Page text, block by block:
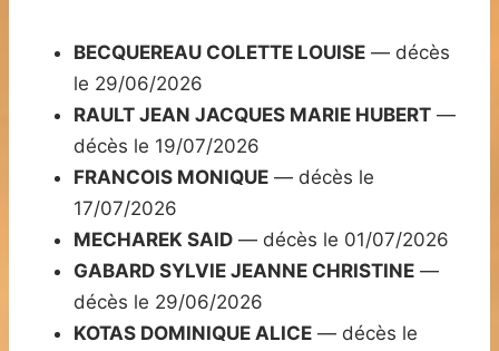
BECQUEREAU COLETTE LOUISE — décès
le 29/06/2026
RAULT JEAN JACQUES MARIE HUBERT —
décès le 19/07/2026
FRANCOIS MONIQUE — décès le
17/07/2026
MECHAREK SAID — décès le 01/07/2026
GABARD SYLVIE JEANNE CHRISTINE —
décès le 29/06/2026
KOTAS DOMINIQUE ALICE — décès le